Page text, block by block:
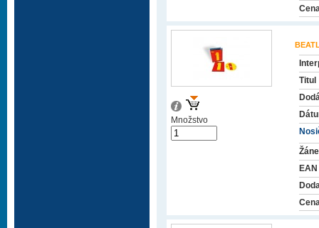
Titul
EAN
Množstvo